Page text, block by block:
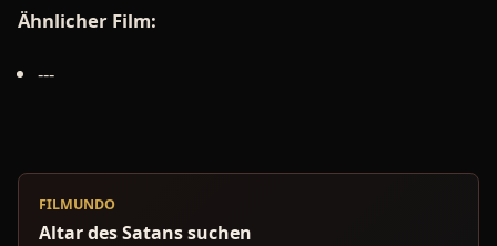
Ähnlicher Film:
---
FILMUNDO
Altar des Satans suchen